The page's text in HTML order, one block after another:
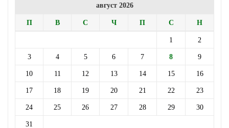
август 2026
П В С Ч П С Н
1 2
3 4 5 6 7 8 9
10 11 12 13 14 15 16
17 18 19 20 21 22 23
24 25 26 27 28 29 30
31